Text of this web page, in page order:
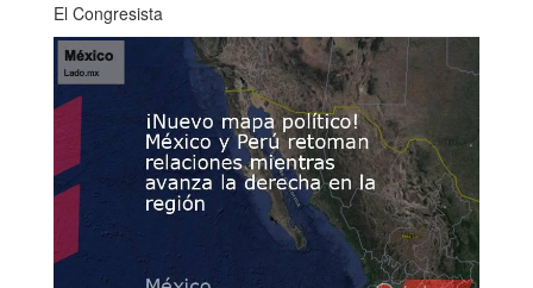
El Congresista